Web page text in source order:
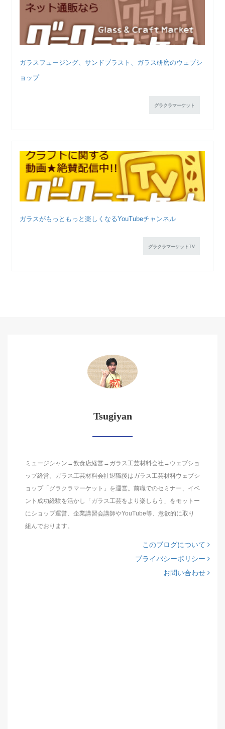
ガラスフュージング、サンドブラスト、ガラス研磨のウェブシ
ョップ
グラクラマーケット
ガラスがもっともっと楽しくなるYouTubeチャンネル
グラクラマーケットTV
Tsugiyan
ミュージシャン→飲食店経営→ガラス工芸材料会社→ウェブショ
ップ経営。ガラス工芸材料会社退職後はガラス工芸材料ウェブシ
ョップ「グラクラマーケット」を運営。前職でのセミナー、イベ
ント成功経験を活かし「ガラス工芸をより楽しもう」をモットー
にショップ運営、企業講習会講師やYouTube等、意欲的に取り
組んでおります。
このブログについて
プライバシーポリシー
お問い合わせ